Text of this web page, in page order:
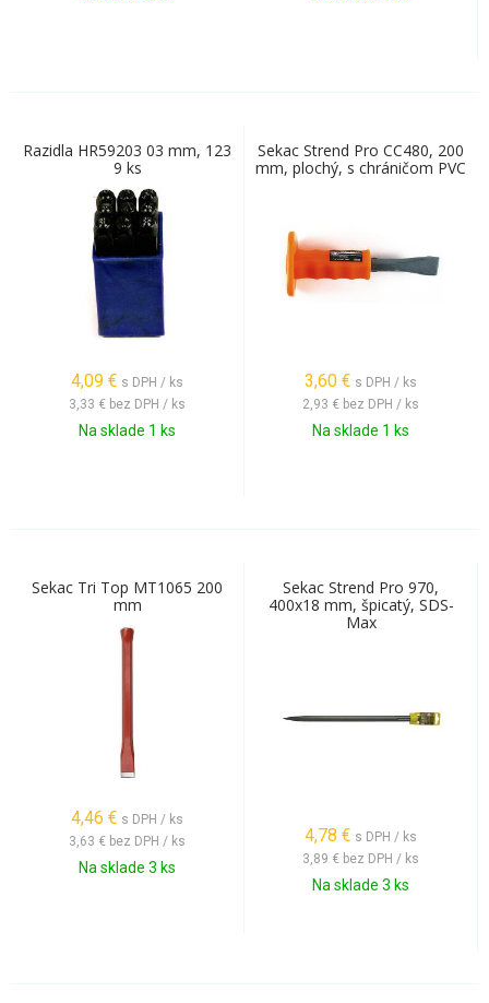
Razidla HR59203 03 mm, 123
9 ks
4,09 € s DPH / ks
3,33 € bez DPH / ks
Na sklade 1 ks
Sekac Strend Pro CC480, 200
mm, plochý, s chráničom PVC
3,60 € s DPH / ks
2,93 € bez DPH / ks
Na sklade 1 ks
Sekac Tri Top MT1065 200
mm
4,46 € s DPH / ks
3,63 € bez DPH / ks
Na sklade 3 ks
Sekac Strend Pro 970,
400x18 mm, špicatý, SDS-
Max
4,78 € s DPH / ks
3,89 € bez DPH / ks
Na sklade 3 ks